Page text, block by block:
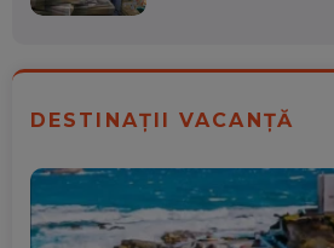
DESTINAȚII VACANȚĂ